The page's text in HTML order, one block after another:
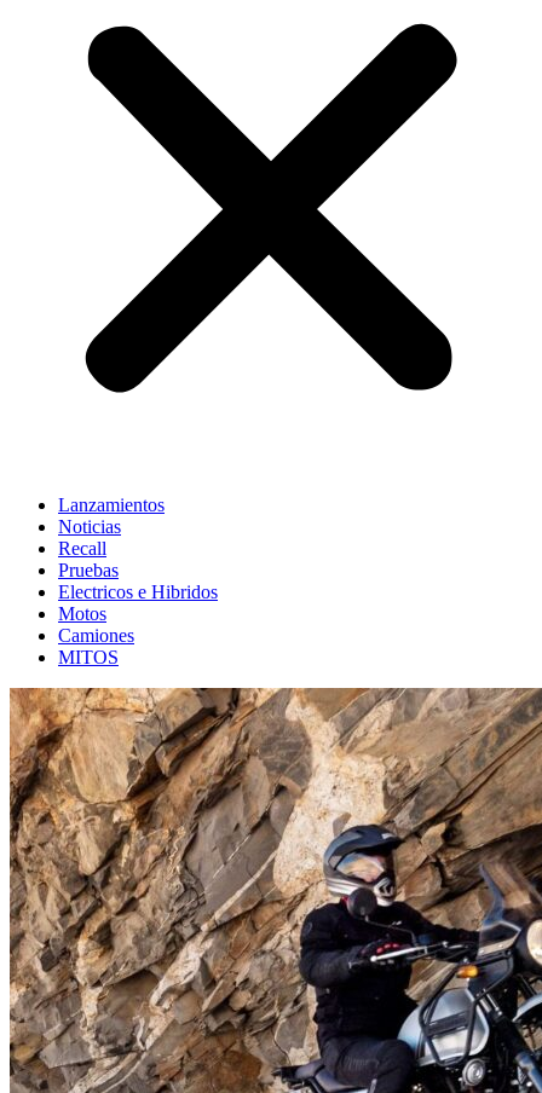
Lanzamientos
Noticias
Recall
Pruebas
Electricos e Hibridos
Motos
Camiones
MITOS